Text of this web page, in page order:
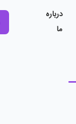
درباره
ما